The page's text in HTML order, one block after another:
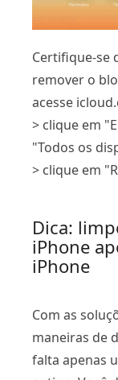
Certifique-se
remover o
acesse
> clique em
"Todos os
> clique em
Dica:
iPhone
iPhone
Com as
maneiras de
falta apenas